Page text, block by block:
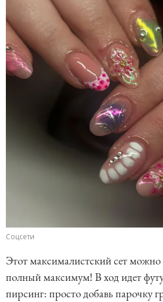
Соцсети
Этот максималистский сет
полный максимум! В ход идет
пирсинг: просто добавь парочку